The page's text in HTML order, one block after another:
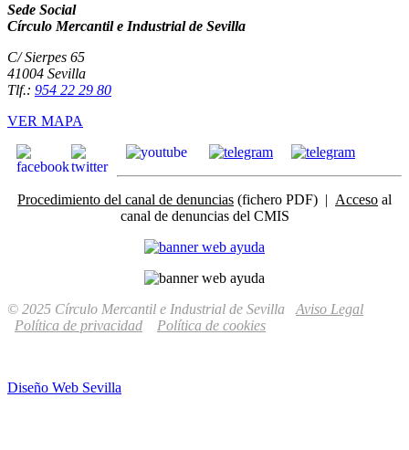
Sede Social
Círculo Mercantil e Industrial de Sevilla
C/ Sierpes 65
41004 Sevilla
Tlf.: 954 22 29 80
VER MAPA
Procedimiento del canal de denuncias (fichero PDF) | Acceso al
canal de denuncias del CMIS
© 2025 Círculo Mercantil e Industrial de Sevilla Aviso Legal
Política de privacidad
Política de cookies
Diseño Web Sevilla